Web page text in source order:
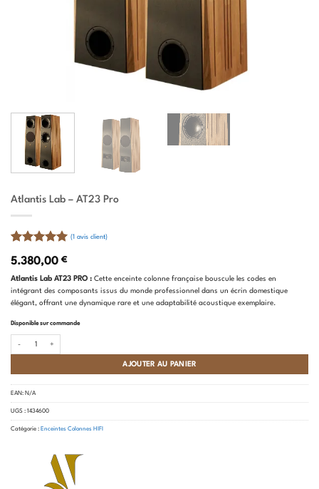
Atlantis Lab – AT23 Pro
Noté5
sur
5 basé sur
1
notation
client
(1 avis client)
5.380,00 €
Atlantis Lab AT23 PRO : Cette enceinte colonne française bouscule les codes en
intégrant des composants issus du monde professionnel dans un écrin domestique
élégant, offrant une dynamique rare et une adaptabilité acoustique exemplaire.
Disponible sur commande
AJOUTER AU PANIER
EAN: N/A
UGS : 1434600
Catégorie : Enceintes Colonnes HIFI